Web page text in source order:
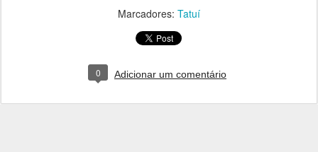
Marcadores: Tatuí
0 Adicionar um comentário